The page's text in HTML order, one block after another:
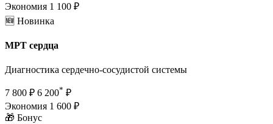
Экономия 1 100 ₽
🆕 Новинка
МРТ сердца
Диагностика сердечно-сосудистой системы
7 800 ₽ 6 200* ₽
Экономия 1 600 ₽
🎁 Бонус